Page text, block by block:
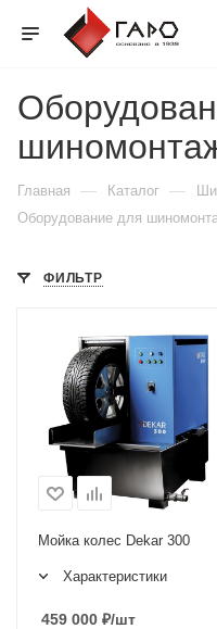
Главная — Каталог —
Оборудование для
ФИЛЬТР
Мойка колес Dekar 300
Характеристики
459 000 ₽/шт